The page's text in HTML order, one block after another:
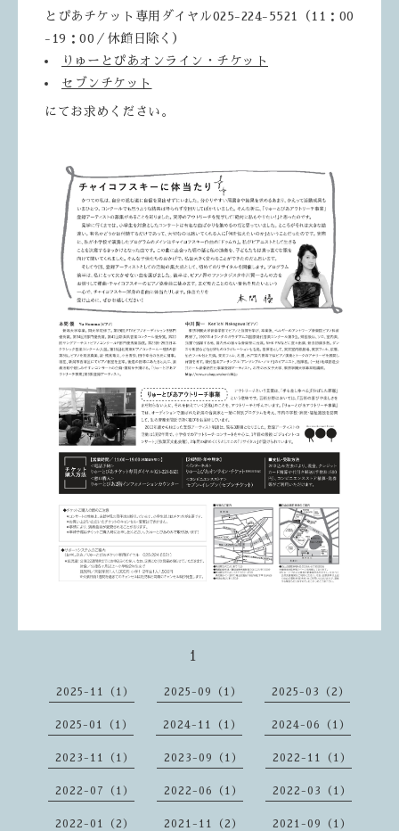
とぴあチケット専用ダイヤル025-224-5521（11：00
-19：00／休館日除く）
りゅーとぴあオンライン・チケット
セブンチケット
にてお求めください。
1
2025-11（1） 2025-09（1） 2025-03（2）
2025-01（1） 2024-11（1） 2024-06（1）
2023-11（1） 2023-09（1） 2022-11（1）
2022-07（1） 2022-06（1） 2022-03（1）
2022-01（2） 2021-11（2） 2021-09（1）